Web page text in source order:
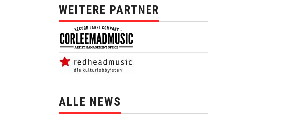
WEITERE PARTNER
ALLE NEWS